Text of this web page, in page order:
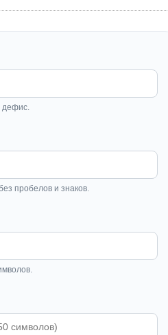
дефис.
пробелов и знаков.